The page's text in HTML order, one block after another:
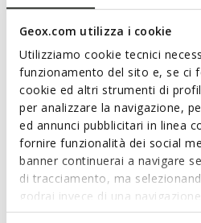
Geox.com utilizza i cookie
Utilizziamo cookie tecnici
funzionamento del sito e, se ci
cookie ed altri strumenti di
per analizzare la navigazione,
ed annunci pubblicitari in linea
fornire funzionalità dei social
banner continuerai a navigare
di tracciamento, ma
godrai invece di una
base dei tuoi gusti ed interessi.
Ritssluiting in twee
weertype; 2 buitenzakken; 1
verwijderbare rand van
Materialen
Technologieën